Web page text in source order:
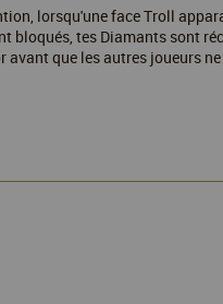
lorsqu'une face Troll
bloqués, tes Diamants sont
avant que les autres joueurs